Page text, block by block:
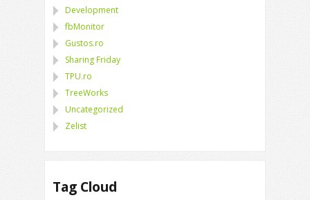
Development
fbMonitor
Gustos.ro
Sharing Friday
TPU.ro
TreeWorks
Uncategorized
Zelist
Tag Cloud